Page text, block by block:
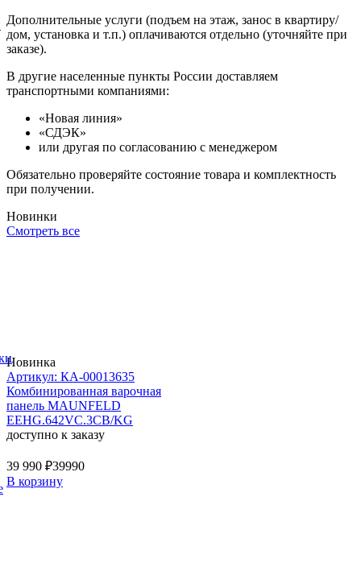
Дополнительные услуги (подъем на этаж, занос в квартиру/
дом, установка и т.п.) оплачиваются отдельно (уточняйте при
заказе).
В другие населенные пункты России доставляем
транспортными компаниями:
«Новая линия»
«СДЭК»
или другая по согласованию с менеджером
Обязательно проверяйте состояние товара и комплектность
при получении.
Новинки
Смотреть все
Новинка
Артикул: КА-00013635
Комбинированная варочная
панель MAUNFELD
EEHG.642VC.3CB/KG
доступно к заказу
39 990 ₽39990
В корзину